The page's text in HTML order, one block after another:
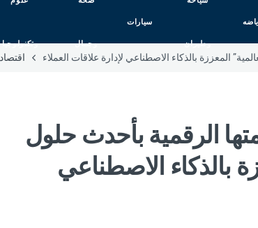
وطيران
سيارات
وجمال وتكنولوجيا
المعززة بالذكاء الاصطناعي لإدارة علاقات العملاء
اقتصاد
الرقمية بأحدث حلول
بالذكاء الاصطناعي